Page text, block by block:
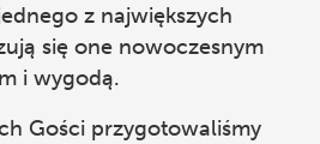
z największych
się one nowoczesnym
i wygodą.
Gości przygotowaliśmy